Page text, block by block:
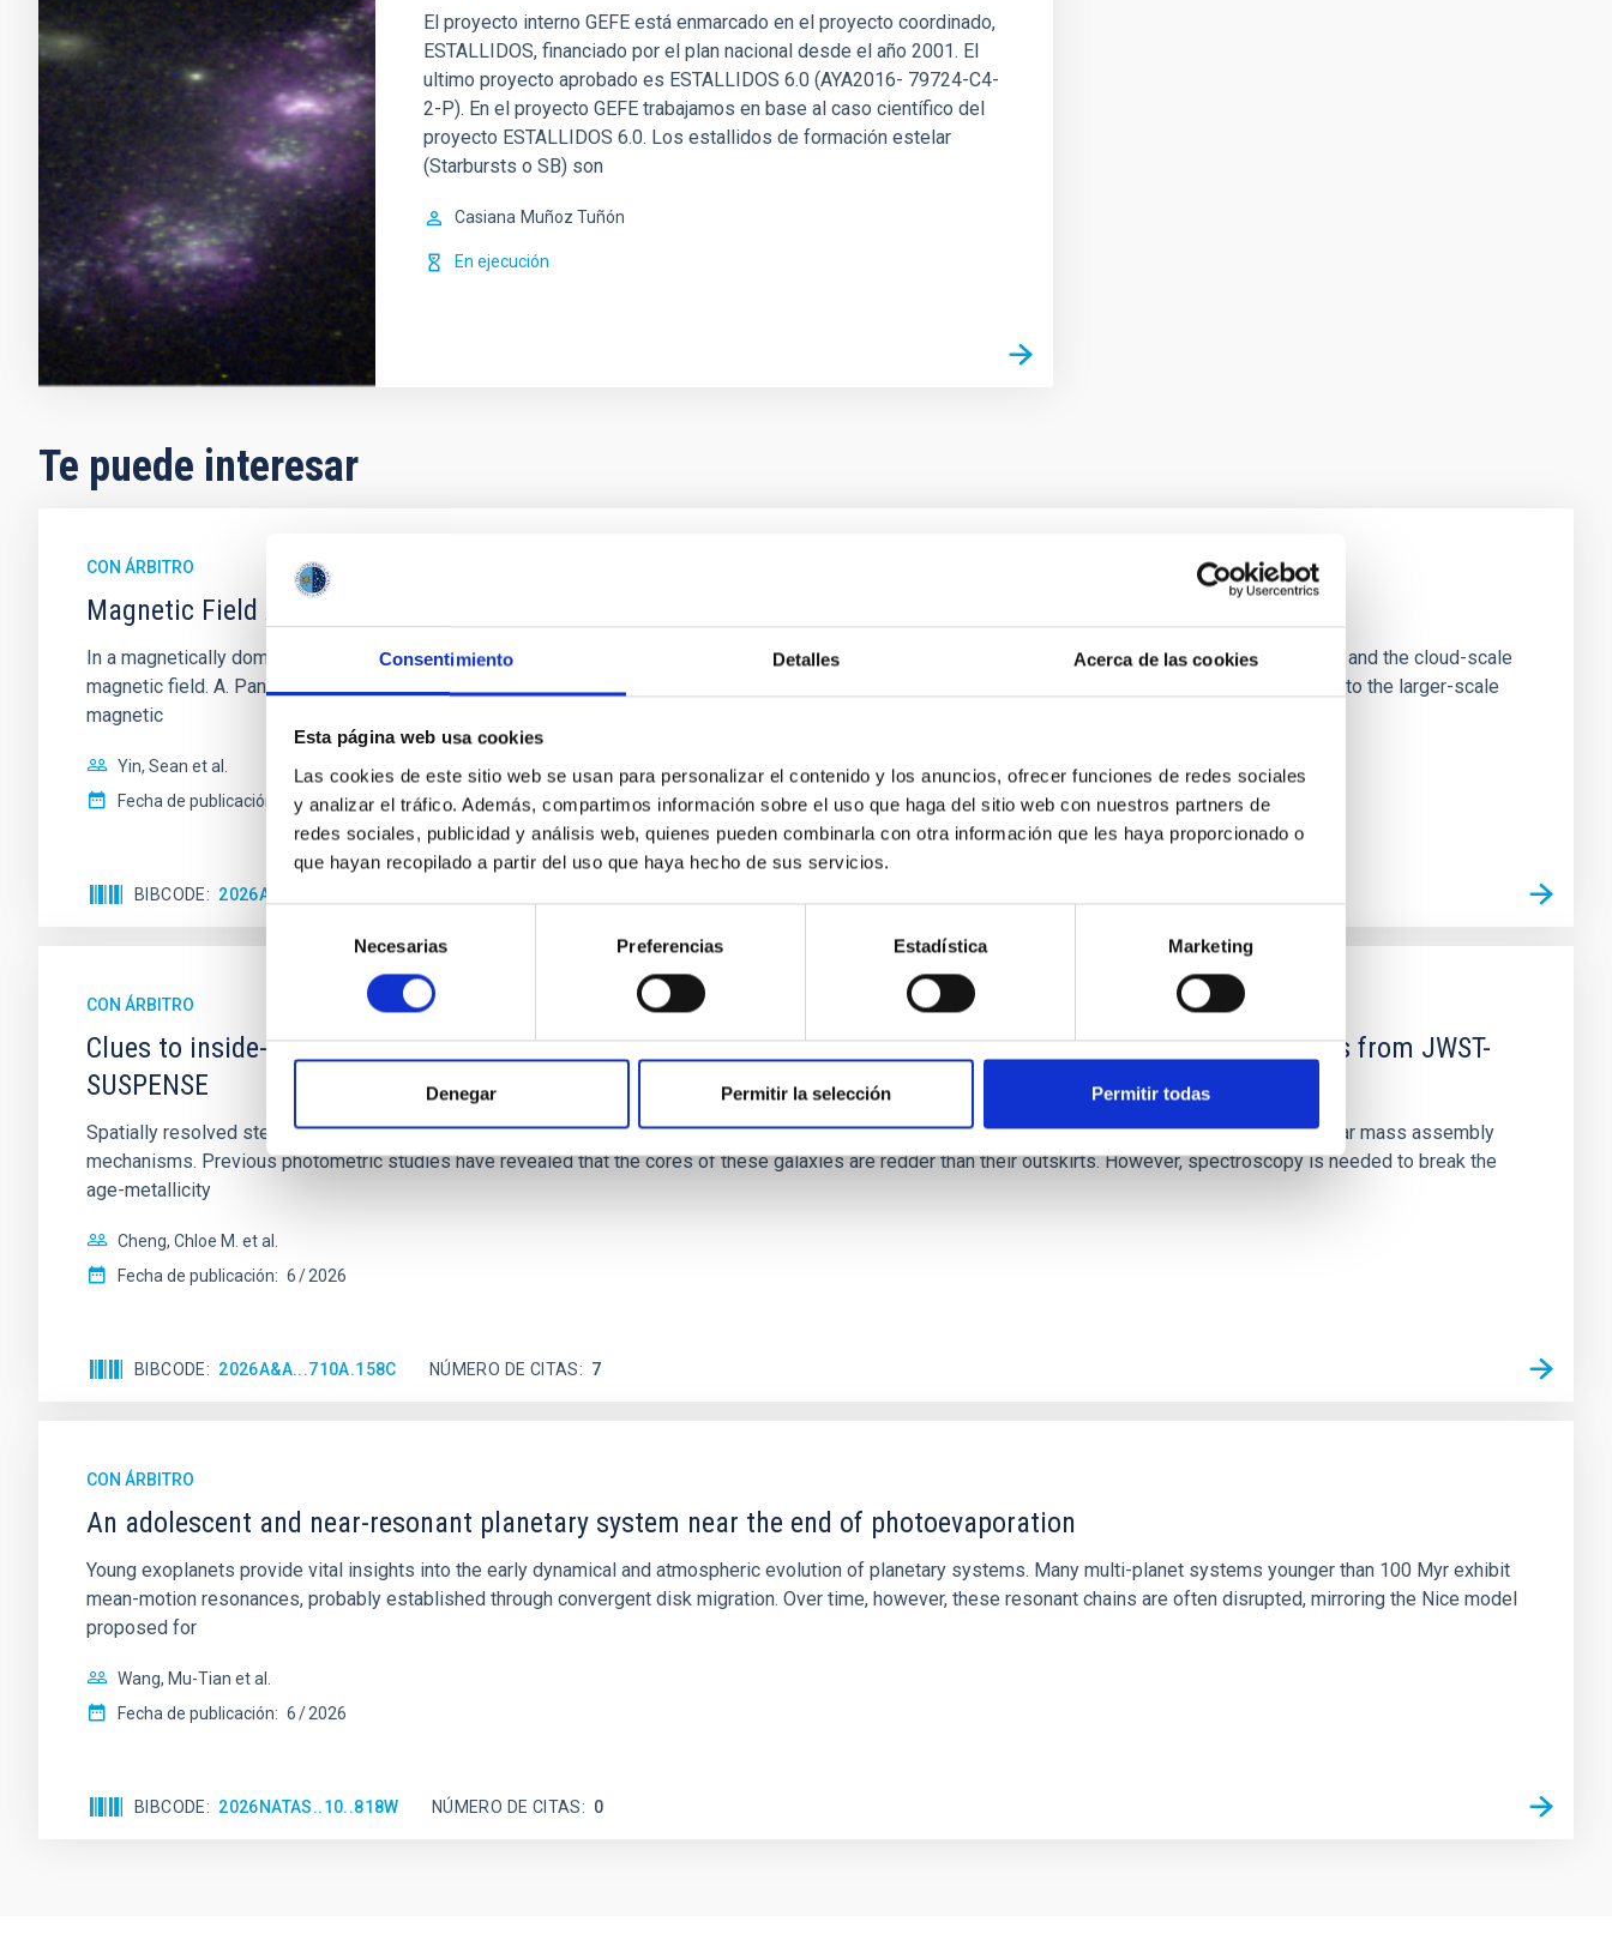
Consentimiento Detalles Acerca de las cookies
Esta página web usa cookies
Las cookies de este sitio web se usan para personalizar el contenido y los anuncios, ofrecer funciones de redes sociales
y analizar el tráfico. Además, compartimos información sobre el uso que haga del sitio web con nuestros partners de
redes sociales, publicidad y análisis web, quienes pueden combinarla con otra información que les haya proporcionado o
que hayan recopilado a partir del uso que haya hecho de sus servicios.
consentimiento
Necesarias Preferencias Estadística Marketing
Denegar Permitir la selección Permitir todas
El proyecto interno GEFE está enmarcado en el proyecto coordinado,
ESTALLIDOS, financiado por el plan nacional desde el año 2001. El
ultimo proyecto aprobado es ESTALLIDOS 6.0 (AYA2016- 79724-C4-
2-P). En el proyecto GEFE trabajamos en base al caso científico del
proyecto ESTALLIDOS 6.0. Los estallidos de formación estelar
(Starbursts o SB) son
Casiana Muñoz Tuñón
En ejecución
Te puede interesar
CON ÁRBITRO
Magnetic Field Alignment with Dense Cores in the Transition between Cloud and Core Scales
In a magnetically dominated model of star formation, we expect to see alignments between the magnetic field orientation of star-forming dense cores and the cloud-scale
magnetic field. A. Pandhi et al. showed instead, however, that the orientation of cores and their angular momentum vectors appear random with respect to the larger-scale
magnetic
Yin, Sean et al.
Fecha de publicación:
5 2026
BIBCODE 2026APJ..1003...83Y
CON ÁRBITRO
Clues to inside-out quenching in quiescent galaxies at 1.2 ≲ z ≲ 2.2: Age, Fe-, and Mg-abundance gradients from JWST-
SUSPENSE
Spatially resolved stellar populations of massive quiescent galaxies at cosmic noon provide powerful insights into star-formation quenching and stellar mass assembly
mechanisms. Previous photometric studies have revealed that the cores of these galaxies are redder than their outskirts. However, spectroscopy is needed to break the
age-metallicity
Cheng, Chloe M. et al.
Fecha de publicación: 6 2026
BIBCODE 2026A&A...710A.158C NÚMERO DE CITAS 7
CON ÁRBITRO
An adolescent and near-resonant planetary system near the end of photoevaporation
Young exoplanets provide vital insights into the early dynamical and atmospheric evolution of planetary systems. Many multi-planet systems younger than 100 Myr exhibit
mean-motion resonances, probably established through convergent disk migration. Over time, however, these resonant chains are often disrupted, mirroring the Nice model
proposed for
Wang, Mu-Tian et al.
Fecha de publicación: 6 2026
BIBCODE 2026NATAS..10..818W NÚMERO DE CITAS 0